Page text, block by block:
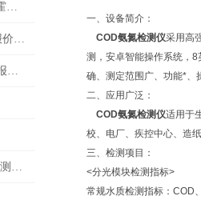
实验室洗瓶机选型指南 —— 霍尔德电子助力实验室环保高效升级
测土仪器哪个牌子好【产品|报价|仪器】原厂厂家品牌值得信赖
wifi型ATP荧光检测仪【厂家|报价|原厂发货】
高智能测土配方施肥仪可以检测什么
一、设备简介：
COD氨氮检测仪采用高
测，安卓智能操作系统，
确、测定范围广、功能*
二、应用广泛：
COD氨氮检测仪适用于
校、电厂、疾控中心、造
三、检测项目：
<分光模块检测指标>
常规水质检测指标：COD